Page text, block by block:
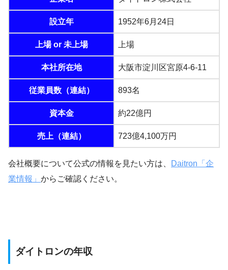
設立年 1952年6月24日
上場 or 未上場 上場
本社所在地 大阪市淀川区宮原4-6-11
従業員数（連結） 893名
資本金 約22億円
売上（連結） 723億4,100万円
会社概要について公式の情報を見たい方は、
Daitron「企
業情報」 からご確認ください。
ダイトロンの年収